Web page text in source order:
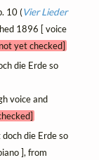
10 (Vier Lieder
1896 [ voice
yet checked]
die Erde so
voice and
die Erde so
], from